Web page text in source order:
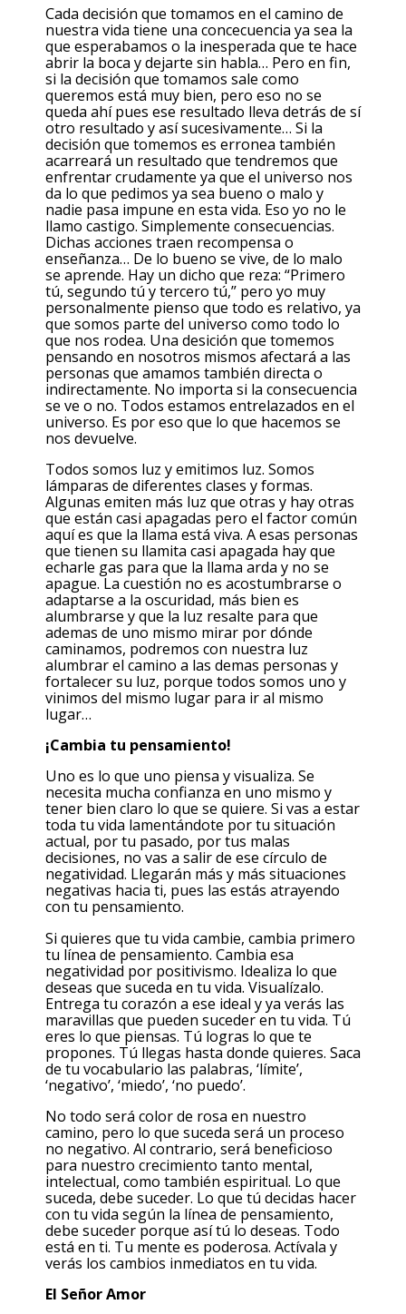
Cada decisión que tomamos en el camino de
nuestra vida tiene una concecuencia ya sea la
que esperabamos o la inesperada que te hace
abrir la boca y dejarte sin habla… Pero en fin,
si la decisión que tomamos sale como
queremos está muy bien, pero eso no se
queda ahí pues ese resultado lleva detrás de sí
otro resultado y así sucesivamente… Si la
decisión que tomemos es erronea también
acarreará un resultado que tendremos que
enfrentar crudamente ya que el universo nos
da lo que pedimos ya sea bueno o malo y
nadie pasa impune en esta vida. Eso yo no le
llamo castigo. Simplemente consecuencias.
Dichas acciones traen recompensa o
enseñanza… De lo bueno se vive, de lo malo
se aprende. Hay un dicho que reza: “Primero
tú, segundo tú y tercero tú,” pero yo muy
personalmente pienso que todo es relativo, ya
que somos parte del universo como todo lo
que nos rodea. Una desición que tomemos
pensando en nosotros mismos afectará a las
personas que amamos también directa o
indirectamente. No importa si la consecuencia
se ve o no. Todos estamos entrelazados en el
universo. Es por eso que lo que hacemos se
nos devuelve.
Todos somos luz y emitimos luz. Somos
lámparas de diferentes clases y formas.
Algunas emiten más luz que otras y hay otras
que están casi apagadas pero el factor común
aquí es que la llama está viva. A esas personas
que tienen su llamita casi apagada hay que
echarle gas para que la llama arda y no se
apague. La cuestión no es acostumbrarse o
adaptarse a la oscuridad, más bien es
alumbrarse y que la luz resalte para que
ademas de uno mismo mirar por dónde
caminamos, podremos con nuestra luz
alumbrar el camino a las demas personas y
fortalecer su luz, porque todos somos uno y
vinimos del mismo lugar para ir al mismo
lugar…
¡Cambia tu pensamiento!
Uno es lo que uno piensa y visualiza. Se
necesita mucha confianza en uno mismo y
tener bien claro lo que se quiere. Si vas a estar
toda tu vida lamentándote por tu situación
actual, por tu pasado, por tus malas
decisiones, no vas a salir de ese círculo de
negatividad. Llegarán más y más situaciones
negativas hacia ti, pues las estás atrayendo
con tu pensamiento.
Si quieres que tu vida cambie, cambia primero
tu línea de pensamiento. Cambia esa
negatividad por positivismo. Idealiza lo que
deseas que suceda en tu vida. Visualízalo.
Entrega tu corazón a ese ideal y ya verás las
maravillas que pueden suceder en tu vida. Tú
eres lo que piensas. Tú logras lo que te
propones. Tú llegas hasta donde quieres. Saca
de tu vocabulario las palabras, ‘límite’,
‘negativo’, ‘miedo’, ‘no puedo’.
No todo será color de rosa en nuestro
camino, pero lo que suceda será un proceso
no negativo. Al contrario, será beneficioso
para nuestro crecimiento tanto mental,
intelectual, como también espiritual. Lo que
suceda, debe suceder. Lo que tú decidas hacer
con tu vida según la línea de pensamiento,
debe suceder porque así tú lo deseas. Todo
está en ti. Tu mente es poderosa. Actívala y
verás los cambios inmediatos en tu vida.
El Señor Amor